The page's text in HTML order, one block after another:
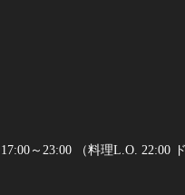
～23:00 （料理L.O. 22:00